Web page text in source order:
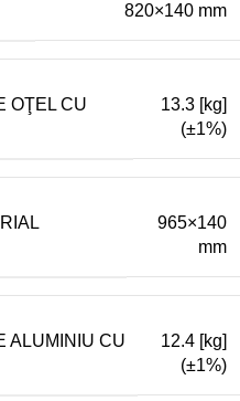
820×140 mm
OŢEL CU
13.3 [kg]
(±1%)
965×140
mm
ALUMINIU CU
12.4 [kg]
(±1%)